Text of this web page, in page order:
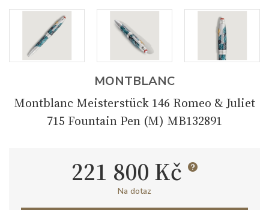
MONTBLANC
Montblanc Meisterstück 146 Romeo & Juliet
715 Fountain Pen (M) MB132891
221 800 Kč
Na dotaz